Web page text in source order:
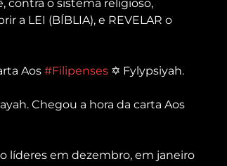
contra o sistema religioso,
a LEI (BÍBLIA), e REVELAR o
Aos #Filipenses ✡ Fylypsiyah.
Chegou a hora da carta Aos
líderes em dezembro, em janeiro